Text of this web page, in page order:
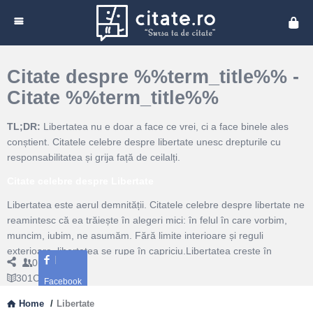
Citate despre %%term_title%% -
Citate %%term_title%%
TL;DR: Libertatea nu e doar a face ce vrei, ci a face binele ales
conștient. Citatele celebre despre libertate unesc drepturile cu
responsabilitatea și grija față de ceilalți.
Libertatea este aerul demnității. Citatele celebre despre libertate ne
reamintesc că ea trăiește în alegeri mici: în felul în care vorbim,
muncim, iubim, ne asumăm. Fără limite interioare și reguli
exterioare, libertatea se rupe în capriciu.Libertatea crește în
comunități care încurajează inițiativa și apără minoritățile. Ea cere
curajul de a spune nu presiunilor, dar și generozitatea de a spune
Facebook
0 Followers
301Citate
Home / Libertate